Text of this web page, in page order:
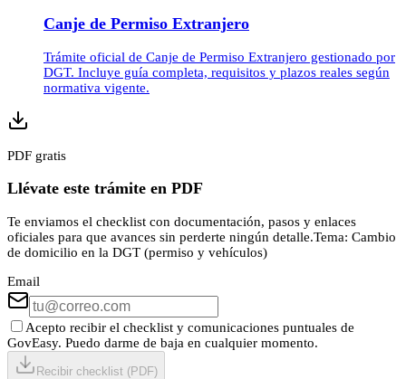
Canje de Permiso Extranjero
Trámite oficial de Canje de Permiso Extranjero gestionado por
DGT. Incluye guía completa, requisitos y plazos reales según
normativa vigente.
PDF gratis
Llévate este trámite en PDF
Te enviamos el checklist con documentación, pasos y enlaces
oficiales para que avances sin perderte ningún detalle.Tema: Cambio
de domicilio en la DGT (permiso y vehículos)
Email
Acepto recibir el checklist y comunicaciones puntuales de
GovEasy. Puedo darme de baja en cualquier momento.
Recibir checklist (PDF)